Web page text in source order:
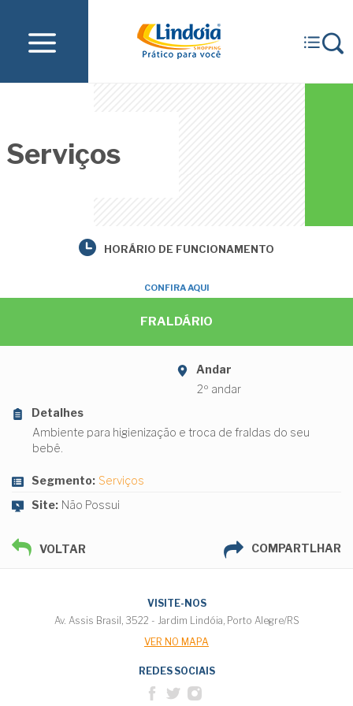
Serviços
HORÁRIO DE FUNCIONAMENTO
CONFIRA AQUI
FRALDÁRIO
Andar
2º andar
Detalhes
Ambiente para higienização e troca de fraldas do seu
bebê.
Segmento: Serviços
Site: Não Possui
VOLTAR COMPARTLHAR
VISITE-NOS
Av. Assis Brasil, 3522 - Jardim Lindóia, Porto Alegre/RS
VER NO MAPA
REDES SOCIAIS